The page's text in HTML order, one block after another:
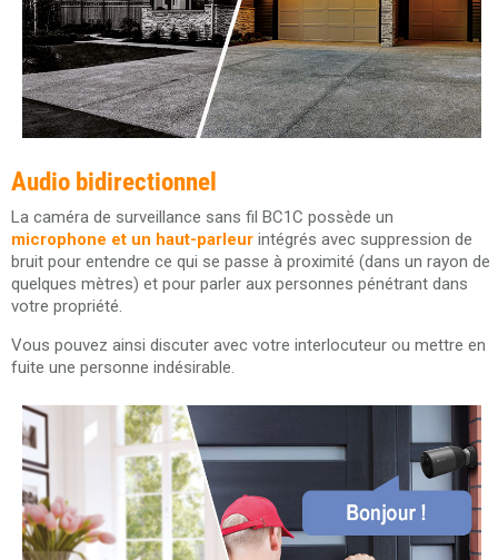
Audio bidirectionnel
La caméra de surveillance sans fil BC1C possède un
microphone et un haut-parleur intégrés avec suppression de
bruit pour entendre ce qui se passe à proximité (dans un rayon de
quelques mètres) et pour parler aux personnes pénétrant dans
votre propriété.
Vous pouvez ainsi discuter avec votre interlocuteur ou mettre en
fuite une personne indésirable.